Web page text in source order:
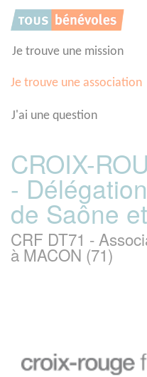
Je trouve une mission
Je trouve une association
J'ai une question
CROIX-
-
de Saône
CRF DT71 -
à MACON (71)
Panneau de gestion des cookies